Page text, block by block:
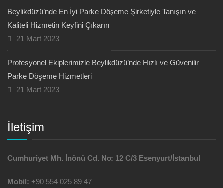
Beylikdüzü’nde En İyi Parke Döşeme Şirketiyle Tanışın ve
Kaliteli Hizmetin Keyfini Çıkarın
21 Mart 2023
Profesyonel Ekiplerimizle Beylikdüzü’nde Hızlı ve Güvenilir
Parke Döşeme Hizmetleri
21 Mart 2023
İletişim
Cumhuriyet Mh. İnönü Cd. No: 12 C/3 Esenyurt/İstanbul
Mobil: +90 554 025 89 47